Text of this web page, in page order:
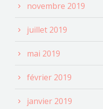
novembre 2019
juillet 2019
mai 2019
février 2019
janvier 2019